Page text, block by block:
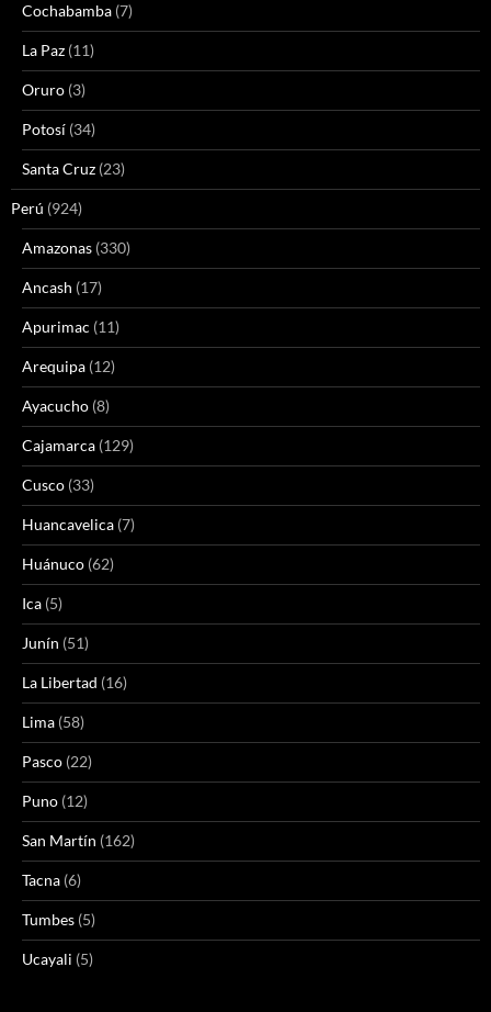
Cochabamba (7)
La Paz (11)
Oruro (3)
Potosí (34)
Santa Cruz (23)
Perú (924)
Amazonas (330)
Ancash (17)
Apurimac (11)
Arequipa (12)
Ayacucho (8)
Cajamarca (129)
Cusco (33)
Huancavelica (7)
Huánuco (62)
Ica (5)
Junín (51)
La Libertad (16)
Lima (58)
Pasco (22)
Puno (12)
San Martín (162)
Tacna (6)
Tumbes (5)
Ucayali (5)